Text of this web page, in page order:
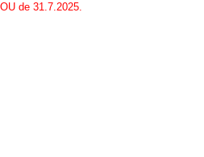
de 31.7.2025.